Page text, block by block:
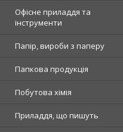
Офісне приладдя та
інструменти
Папір, вироби з паперу
Папкова продукція
Побутова хімія
Приладдя, що пишуть